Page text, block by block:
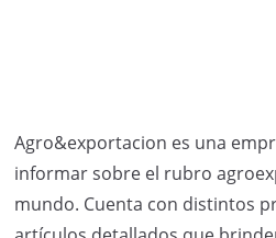
Agro&exportacion es una
informar sobre el rubro
mundo. Cuenta con distintos